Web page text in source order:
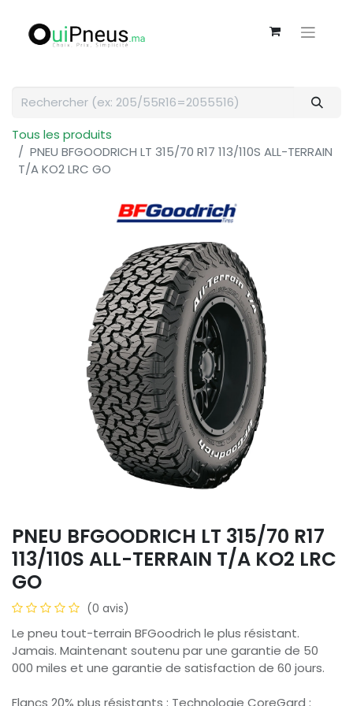
Tous les produits
PNEU BFGOODRICH LT 315/70 R17 113/110S ALL-TERRAIN
T/A KO2 LRC GO
PNEU BFGOODRICH LT 315/70 R17
113/110S ALL-TERRAIN T/A KO2 LRC
GO
(0 avis)
Le pneu tout-terrain BFGoodrich le plus résistant.
Jamais. Maintenant soutenu par une garantie de 50
000 miles et une garantie de satisfaction de 60 jours.
Flancs 20% plus résistants : Technologie CoreGard :